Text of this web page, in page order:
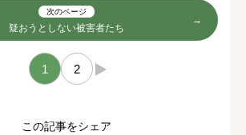
次のページ
疑おうとしない被害者たち
1 2 →
この記事をシェア